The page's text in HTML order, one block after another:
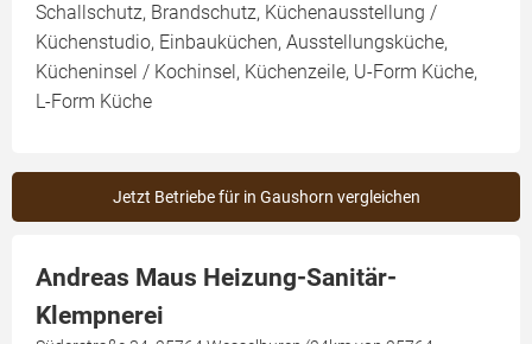
Schallschutz, Brandschutz, Küchenausstellung /
Küchenstudio, Einbauküchen, Ausstellungsküche,
Kücheninsel / Kochinsel, Küchenzeile, U-Form Küche,
L-Form Küche
Jetzt Betriebe für in Gaushorn vergleichen
Andreas Maus Heizung-Sanitär-
Klempnerei